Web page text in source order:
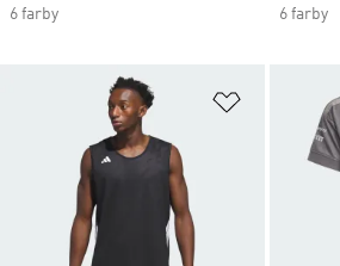
6 farby
6 farby
Pridať do